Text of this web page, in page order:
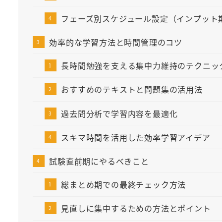
フェーズ別スケジュール設定（インプット
効率的な学習方法と時間管理のコツ
長時間勉強を支える集中力維持のテクニッ
おすすめのテキストと問題集の活用法
過去問分析で学習内容を最適化
スキマ時間を活用した効率学習アイデア
試験直前期にやるべきこと
総まとめ期での最終チェック方法
見直しに集中するための方法とポイント